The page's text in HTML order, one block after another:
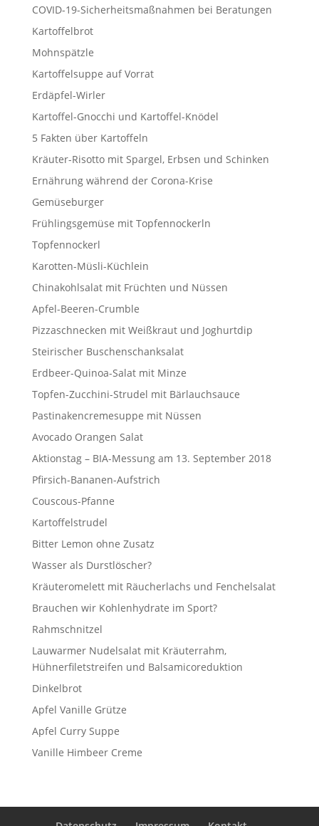
COVID-19-Sicherheitsmaßnahmen bei Beratungen
Kartoffelbrot
Mohnspätzle
Kartoffelsuppe auf Vorrat
Erdäpfel-Wirler
Kartoffel-Gnocchi und Kartoffel-Knödel
5 Fakten über Kartoffeln
Kräuter-Risotto mit Spargel, Erbsen und Schinken
Ernährung während der Corona-Krise
Gemüseburger
Frühlingsgemüse mit Topfennockerln
Topfennockerl
Karotten-Müsli-Küchlein
Chinakohlsalat mit Früchten und Nüssen
Apfel-Beeren-Crumble
Pizzaschnecken mit Weißkraut und Joghurtdip
Steirischer Buschenschanksalat
Erdbeer-Quinoa-Salat mit Minze
Topfen-Zucchini-Strudel mit Bärlauchsauce
Pastinakencremesuppe mit Nüssen
Avocado Orangen Salat
Aktionstag – BIA-Messung am 13. September 2018
Pfirsich-Bananen-Aufstrich
Couscous-Pfanne
Kartoffelstrudel
Bitter Lemon ohne Zusatz
Wasser als Durstlöscher?
Kräuteromelett mit Räucherlachs und Fenchelsalat
Brauchen wir Kohlenhydrate im Sport?
Rahmschnitzel
Lauwarmer Nudelsalat mit Kräuterrahm,
Hühnerfiletstreifen und Balsamicoreduktion
Dinkelbrot
Apfel Vanille Grütze
Apfel Curry Suppe
Vanille Himbeer Creme